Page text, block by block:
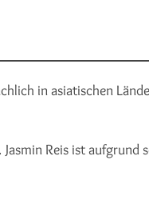
in asiatischen
Reis ist aufgrund